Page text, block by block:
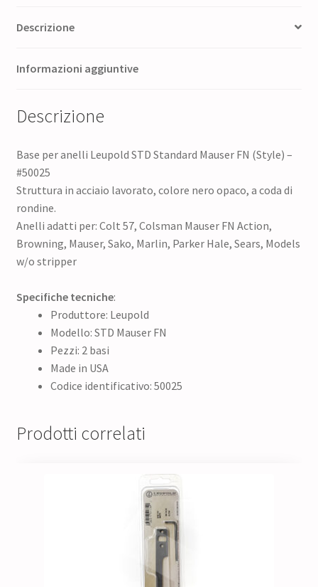
Descrizione
Informazioni aggiuntive
Descrizione
Base per anelli Leupold STD Standard Mauser FN (Style) –
#50025
Struttura in acciaio lavorato, colore nero opaco, a coda di
rondine.
Anelli adatti per: Colt 57, Colsman Mauser FN Action,
Browning, Mauser, Sako, Marlin, Parker Hale, Sears, Models
w/o stripper
Specifiche tecniche:
Produttore: Leupold
Modello: STD Mauser FN
Pezzi: 2 basi
Made in USA
Codice identificativo: 50025
Prodotti correlati